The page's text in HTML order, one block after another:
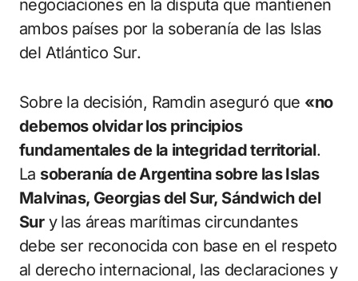
negociaciones en la disputa que mantienen
ambos países por la soberanía de las Islas
del Atlántico Sur.
Sobre la decisión, Ramdin aseguró que «no
debemos olvidar los principios
fundamentales de la integridad territorial.
La soberanía de Argentina sobre las Islas
Malvinas, Georgias del Sur, Sándwich del
Sury las áreas marítimas circundantes
debe ser reconocida con base en el respeto
al derecho internacional, las declaraciones y